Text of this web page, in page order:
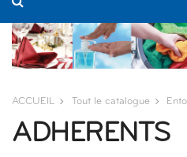
ACCUEIL Tout le catalogue
ADHERENTS